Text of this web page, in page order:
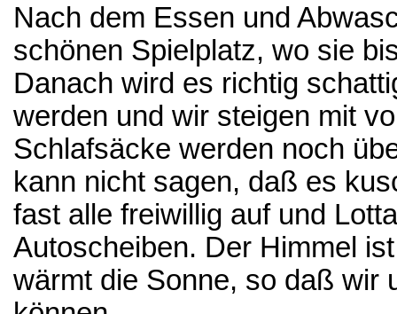
Nach dem Essen und
schönen Spielplatz, wo sie
Danach wird es richtig
werden und wir steigen mit
Schlafsäcke werden noch
kann nicht sagen, daß es
fast alle freiwillig auf und
Autoscheiben. Der Himmel
wärmt die Sonne, so daß wir